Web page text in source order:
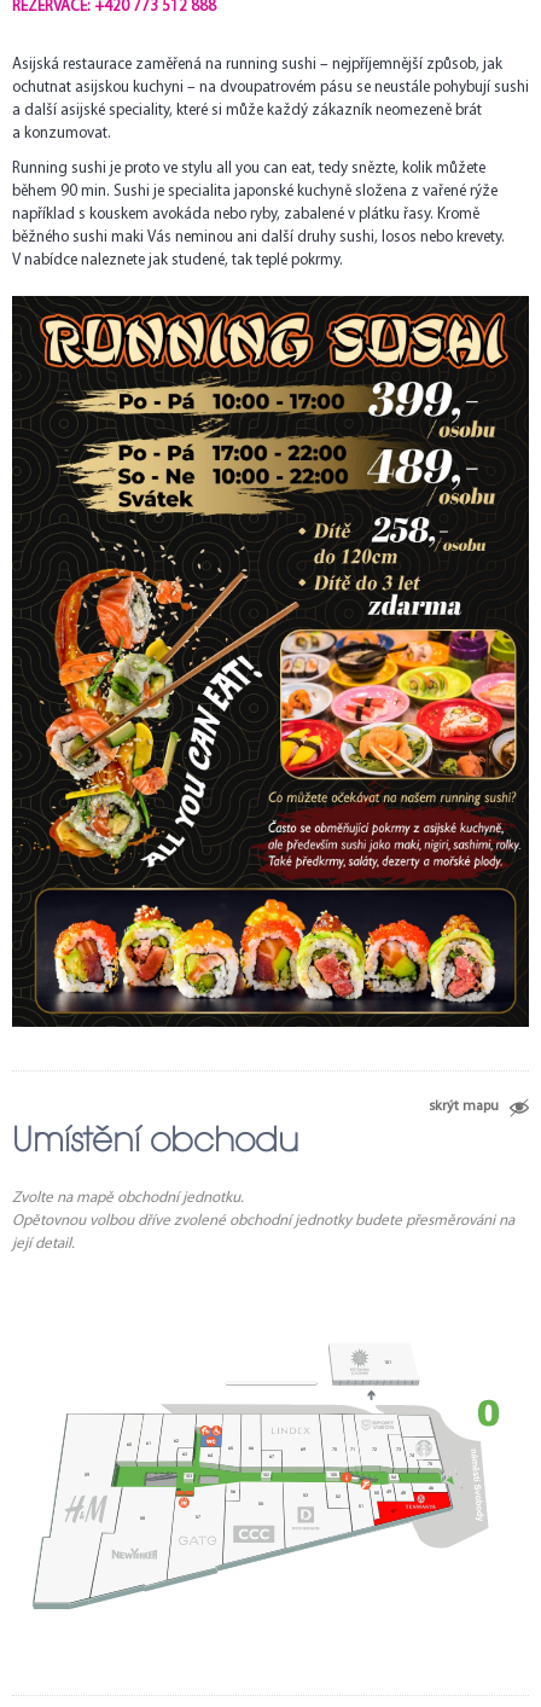
REZERVACE: +420 773 512 888
Asijská restaurace zaměřená na running sushi – nejpříjemnější způsob, jak
ochutnat asijskou kuchyni – na dvoupatrovém pásu se neustále pohybují sushi
a další asijské speciality, které si může každý zákazník neomezeně brát
a konzumovat.
Running sushi je proto ve stylu all you can eat, tedy snězte, kolik můžete
během 90 min. Sushi je specialita japonské kuchyně složena z vařené rýže
například s kouskem avokáda nebo ryby, zabalené v plátku řasy. Kromě
běžného sushi maki Vás neminou ani další druhy sushi, losos nebo krevety.
V nabídce naleznete jak studené, tak teplé pokrmy.
skrýt mapu
Umístění obchodu
Zvolte na mapě obchodní jednotku.
Opětovnou volbou dříve zvolené obchodní jednotky budete přesměrováni na
její detail.
46
47
48
49
51
52
53
54
55
56
57
58
59
60
62
63 64
67
69 70 71 72
73
74
75
101
102
103 105
12
33